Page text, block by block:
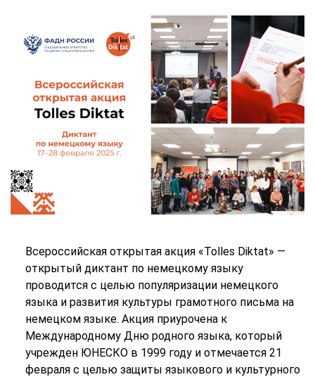
Всероссийская открытая акция «Tolles Diktat» —
открытый диктант по немецкому языку
проводится с целью популяризации немецкого
языка и развития культуры грамотного письма на
немецком языке. Акция приурочена к
Международному Дню родного языка, который
учрежден ЮНЕСКО в 1999 году и отмечается 21
февраля с целью защиты языкового и культурного